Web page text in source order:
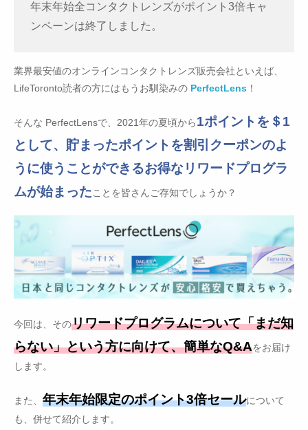
年末年始全コンタクトレンズがポイント3倍キャ
ンペーンは終了しました。
業界最安値のオンラインコンタクトレンズ販売会社といえば、
LifeToronto読者の方にはもうお馴染みの PerfectLens ！
そんな PerfectLensで、2021年の夏頃から1ポイントを＄1
として、貯まったポイントを割引クーポンのよ
うに使うことができるお得なリワードプログラ
ムが始まったことを皆さんご存知でしょうか？
今回は、そのリワードプログラムについて「まだ知
らない」という方に向けて、簡単なQ&Aをお届け
します。
また、 年末年始限定のポイント3倍セールについて
も、併せて紹介します。